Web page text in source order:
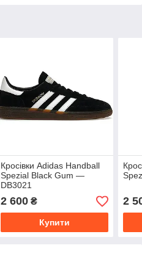
Кросівки Adidas Handball
Spezial Black Gum —
DB3021
2 600₴
Купити
2